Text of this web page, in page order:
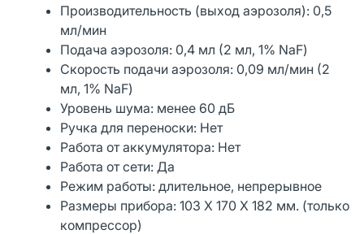
Производительность (выход аэрозоля): 0,5
мл/мин
Подача аэрозоля: 0,4 мл (2 мл, 1% NaF)
Скорость подачи аэрозоля: 0,09 мл/мин (2
мл, 1% NaF)
Уровень шума: менее 60 дБ
Ручка для переноски: Нет
Работа от аккумулятора: Нет
Работа от сети: Да
Режим работы: длительное, непрерывное
Размеры прибора: 103 X 170 X 182 мм. (только
компрессор)